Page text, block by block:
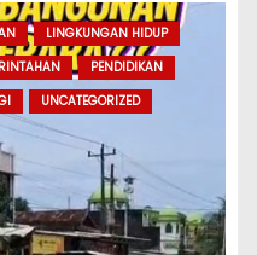
LINGKUNGAN HIDUP
PENDIDIKAN
UNCATEGORIZED